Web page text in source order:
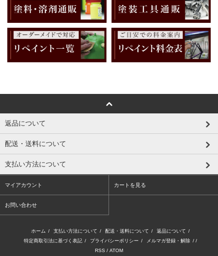
返品について
配送・送料について
支払い方法について
マイアカウント カートを見る
お問い合わせ
ホーム / 支払い方法について / 配送・送料について / 返品について /
特定商取引法に基づく表記 / プライバシーポリシー / メルマガ登録・解除 / /
RSS / ATOM